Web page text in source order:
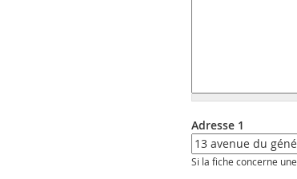
Adresse 1
Si la fiche concerne une